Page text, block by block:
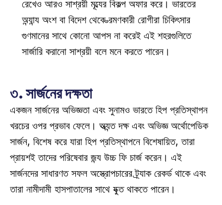
রেখেও আরও সাশ্রয়ী মূল্যের বিকল্প অফার করে। ভারতের
অন্যান্য অংশ বা বিদেশ থেকে ভ্রমণকারী রোগীরা চিকিৎসার
গুণমানের সাথে কোনো আপস না করেই এই শহরগুলিতে
সার্জারি করানো সাশ্রয়ী বলে মনে করতে পারেন।
৩. সার্জনের দক্ষতা
একজন সার্জনের অভিজ্ঞতা এবং সুনামও ভারতে হিপ প্রতিস্থাপন
খরচের ওপর প্রভাব ফেলে। অত্যন্ত দক্ষ এবং অভিজ্ঞ অর্থোপেডিক
সার্জন, বিশেষ করে যারা হিপ প্রতিস্থাপনে বিশেষায়িত, তারা
প্রায়শই তাদের পরিষেবার জন্য উচ্চ ফি চার্জ করেন। এই
সার্জনদের সাধারণত সফল অস্ত্রোপচারের ট্র্যাক রেকর্ড থাকে এবং
তারা নামীদামী হাসপাতালের সাথে যুক্ত থাকতে পারেন।